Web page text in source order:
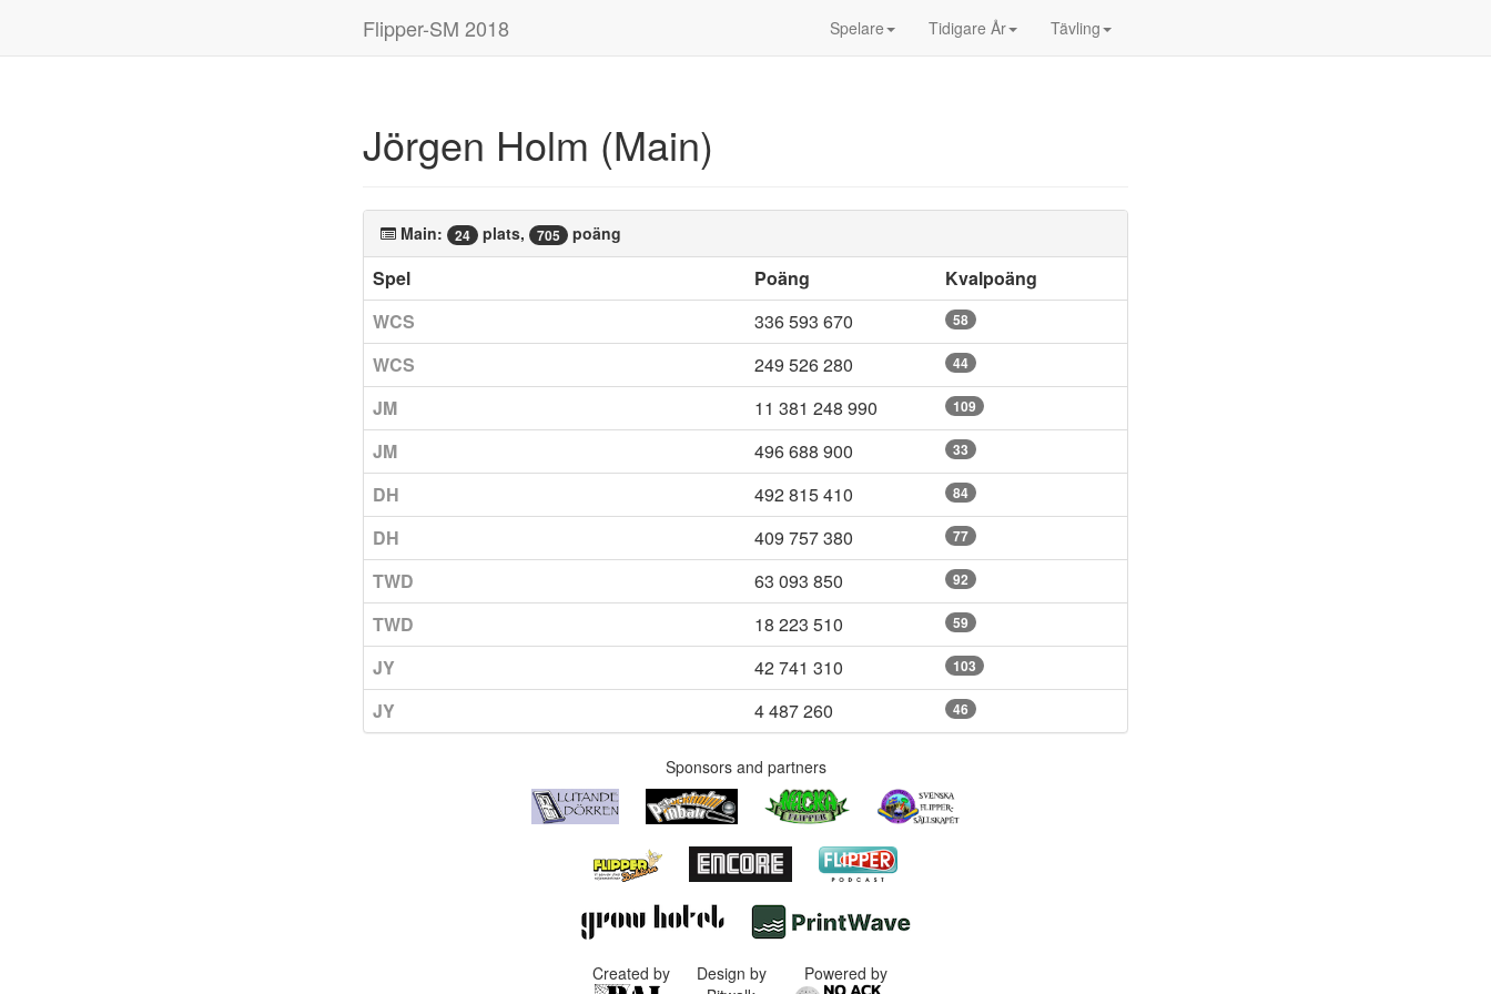
Flipper-SM 2018 Spelare Tidigare År Tävling
Jörgen Holm (Main)
Main: 24 plats, 705 poäng
Spel Poäng
Kvalpoäng
WCS
336 593 670 58
WCS 249 526 280 44
JM 11 381 248 990 109
JM 496 688 900 33
DH 492 815 410 84
DH 409 757 380 77
TWD 63 093 850 92
TWD 18 223 510 59
JY 42 741 310 103
JY 4 487 260 46
Sponsors and partners
Created by
Design by
Powered by